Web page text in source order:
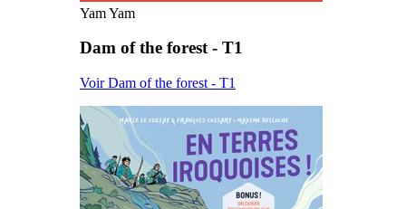
Yam Yam
Dam of the forest - T1
Voir Dam of the forest - T1